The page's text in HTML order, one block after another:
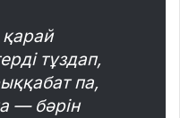
тұздап,
па,
— бәрін